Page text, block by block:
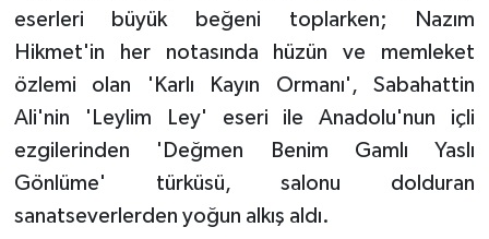
eserleri büyük beğeni toplarken; Nazım
Hikmet'in her notasında hüzün ve memleket
özlemi olan 'Karlı Kayın Ormanı', Sabahattin
Ali'nin 'Leylim Ley' eseri ile Anadolu'nun içli
ezgilerinden 'Değmen Benim Gamlı Yaslı
Gönlüme' türküsü, salonu dolduran
sanatseverlerden yoğun alkış aldı.